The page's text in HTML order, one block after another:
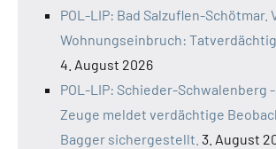
POL-LIP: Bad Salzuflen-Schötmar.
Wohnungseinbruch:
4. August 2026
POL-LIP: Schieder-Schwalenberg
Zeuge meldet verdächtige
Bagger sichergestellt. 3. August